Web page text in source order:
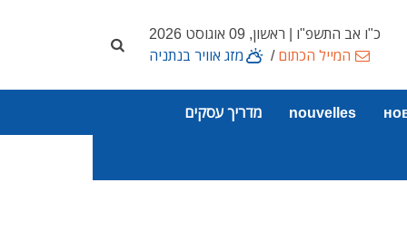
כ"ו אב התשפ"ו | ראשון, 09 אוגוסט 2026
המייל הכתום/ מזג אוויר בנתניה
nouvelles מדריך עסקים